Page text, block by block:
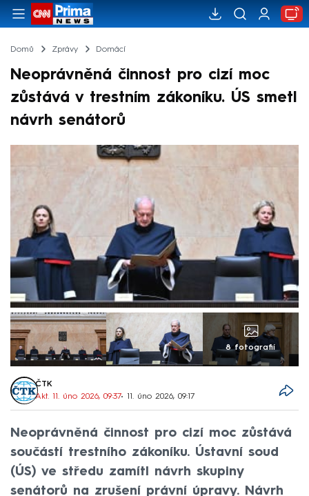
Domů Zprávy Domácí
Neoprávněná činnost pro cizí moc
zůstává v trestním zákoníku. ÚS smetl
návrh senátorů
8 fotografií
ČTK
Akt. 11. úno 2026, 09:37• 11. úno 2026, 09:17
Neoprávněná činnost pro cizí moc zůstává
součástí trestního zákoníku. Ústavní soud
(ÚS) ve středu zamítl návrh skupiny
senátorů na zrušení právní úpravy. Návrh